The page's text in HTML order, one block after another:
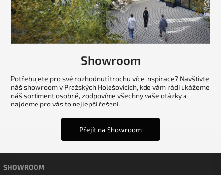
Showroom
Potřebujete pro své rozhodnutí trochu více inspirace? Navštivte
náš showroom v Pražských Holešovicích, kde vám rádi ukážeme
náš sortiment osobně, zodpovíme všechny vaše otázky a
najdeme pro vás to nejlepší řešení.
Přejít na Showroom
SHOWROOM